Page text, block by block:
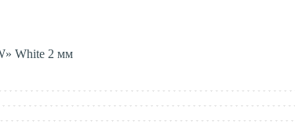
White 2 мм